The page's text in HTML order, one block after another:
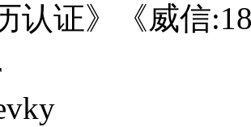
认证》《威信